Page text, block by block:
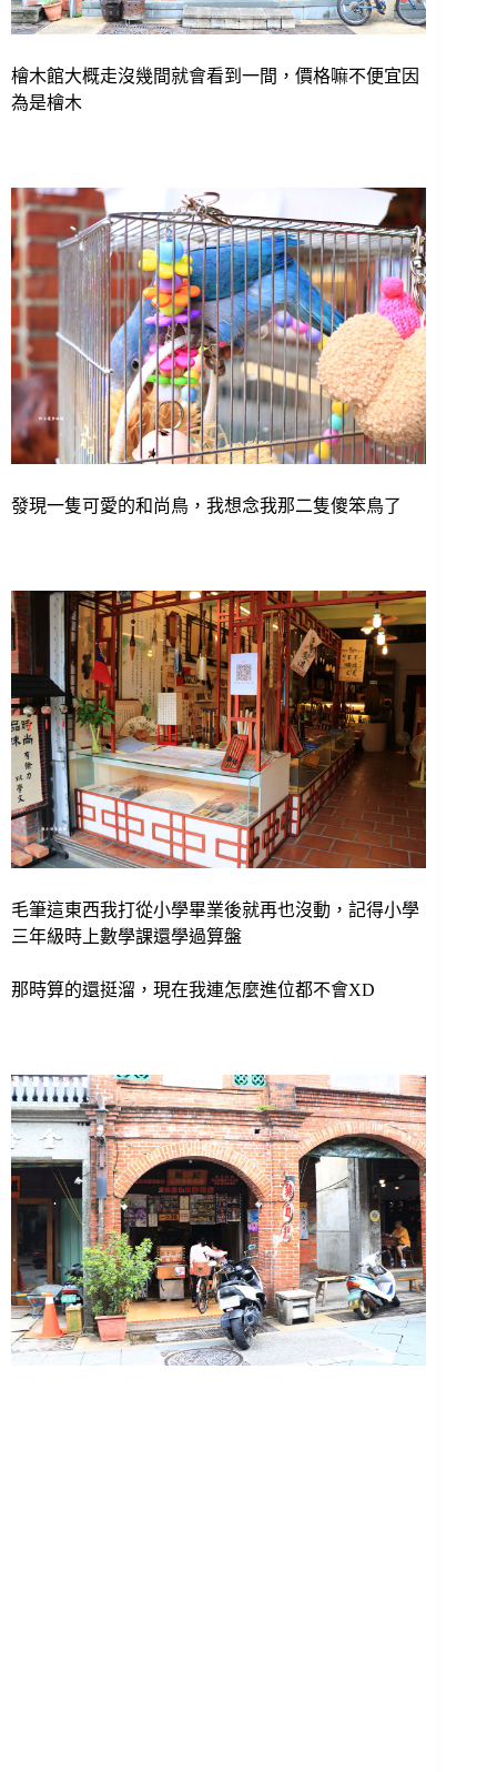
檜木館大概走沒幾間就會看到一間，價格嘛不便宜因
為是檜木
發現一隻可愛的和尚鳥，我想念我那二隻傻笨鳥了
毛筆這東西我打從小學畢業後就再也沒動，記得小學
三年級時上數學課還學過算盤
那時算的還挺溜，現在我連怎麼進位都不會XD